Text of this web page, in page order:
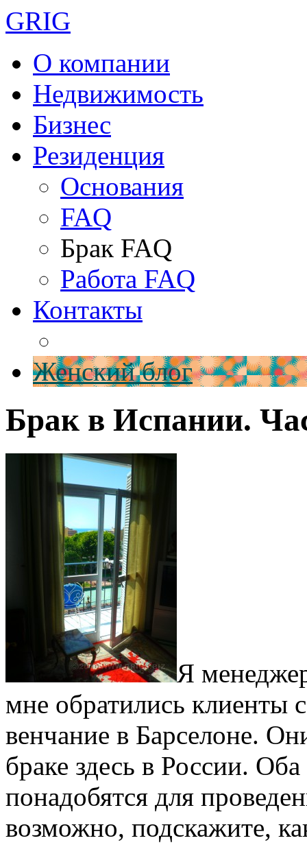
GRIG
О компании
Недвижимость
Бизнес
Резиденция
Основания
FAQ
Брак FAQ
Работа FAQ
Контакты
Женский блог
Брак в Испании.
Я
мне обратились клиенты
венчание в Барселоне.
браке здесь в России.
понадобятся для
возможно, подскажите,